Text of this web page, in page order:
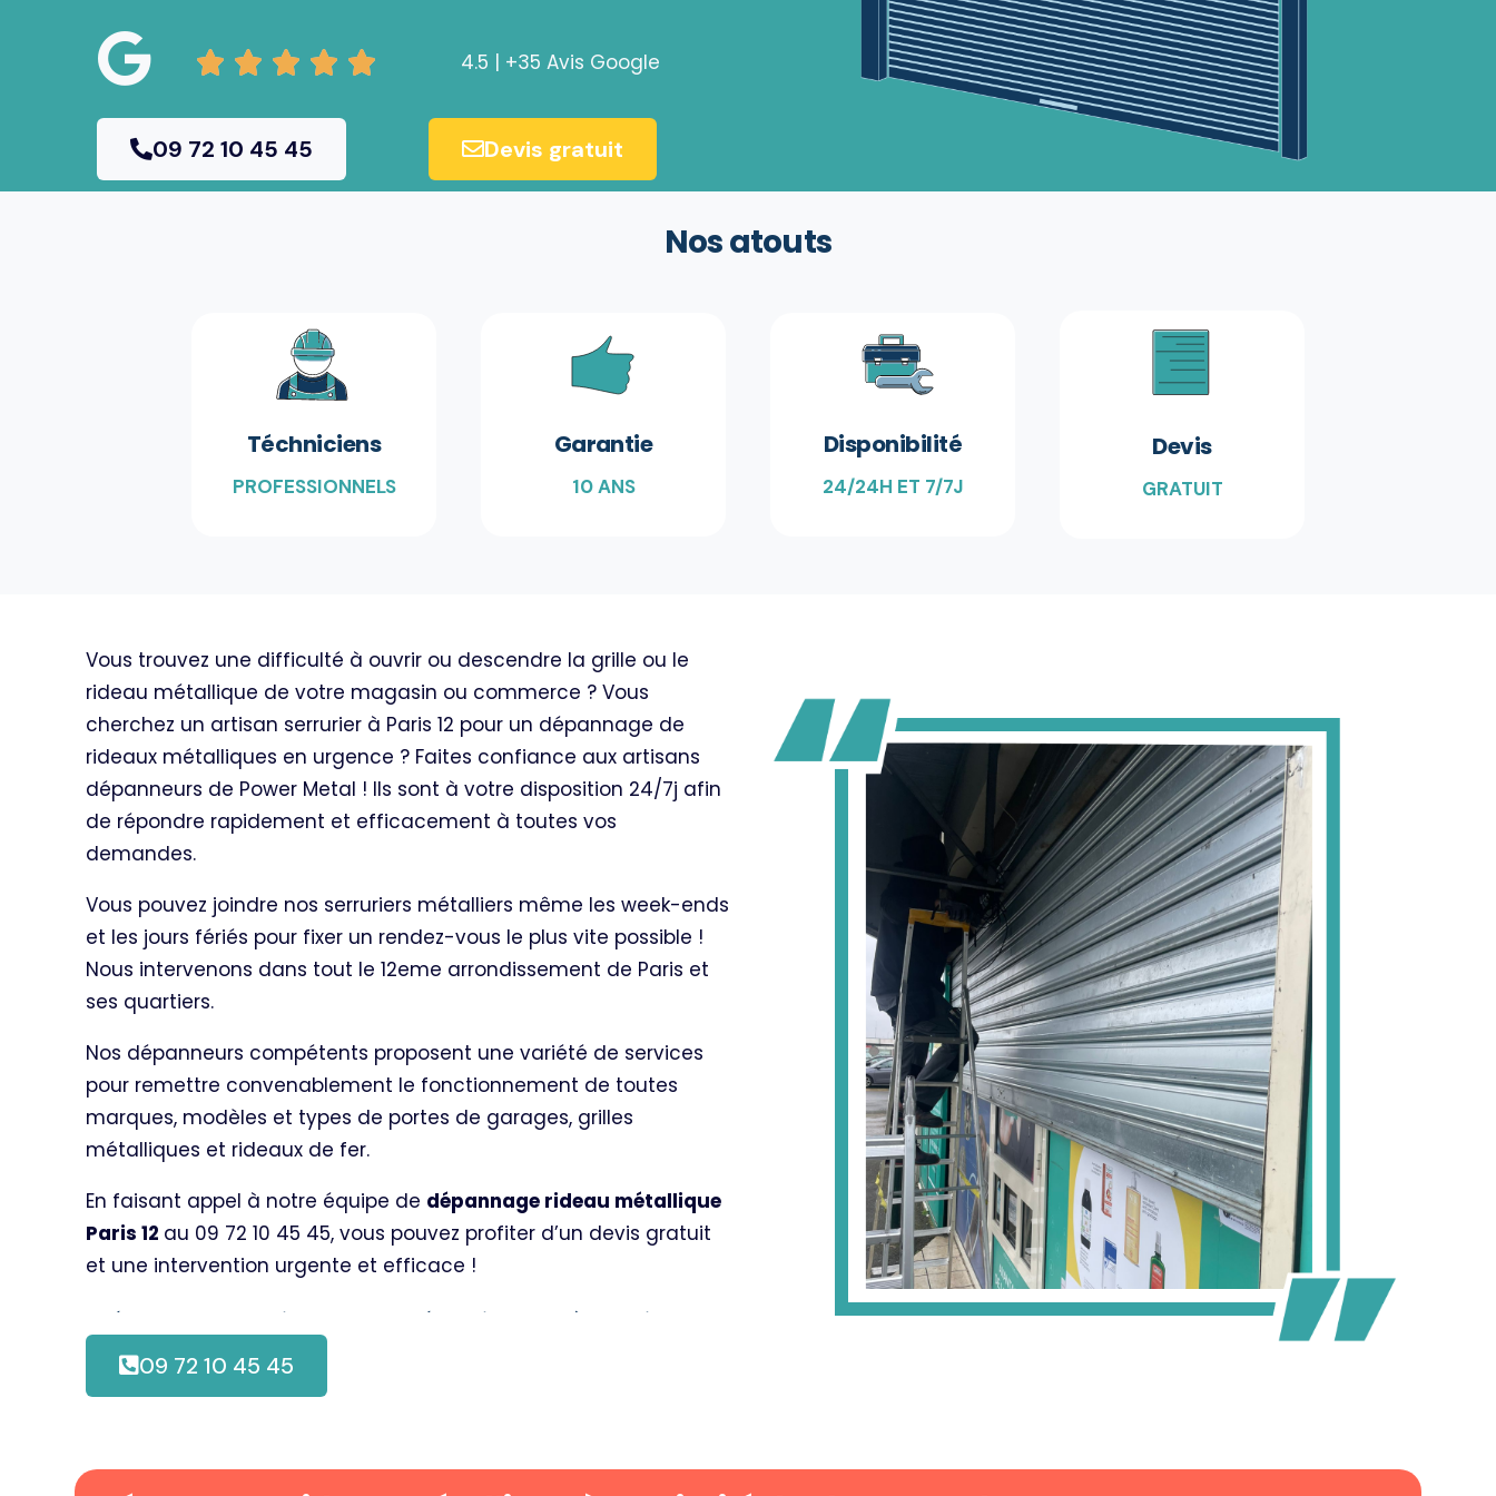
     4.5 | +35 Avis Google
09 72 10 45 45 Devis gratuit
Nos atouts
Téchniciens
PROFESSIONNELS
Garantie
10 ANS
Disponibilité
24/24H ET 7/7J
Devis
GRATUIT
Vous trouvez une difficulté à ouvrir ou descendre la grille ou le
rideau métallique de votre magasin ou commerce ? Vous
cherchez un artisan serrurier à Paris 12 pour un dépannage de
rideaux métalliques en urgence ? Faites confiance aux artisans
dépanneurs de Power Metal ! Ils sont à votre disposition 24/7j afin
de répondre rapidement et efficacement à toutes vos
demandes.
Vous pouvez joindre nos serruriers métalliers même les week-ends
et les jours fériés pour fixer un rendez-vous le plus vite possible !
Nous intervenons dans tout le 12eme arrondissement de Paris et
ses quartiers.
Nos dépanneurs compétents proposent une variété de services
pour remettre convenablement le fonctionnement de toutes
marques, modèles et types de portes de garages, grilles
métalliques et rideaux de fer.
En faisant appel à notre équipe de dépannage rideau métallique
Paris 12 au 09 72 10 45 45, vous pouvez profiter d’un devis gratuit
et une intervention urgente et efficace !
Dépannage rideaux métalliques à Paris 12
(75012)
09 72 10 45 45